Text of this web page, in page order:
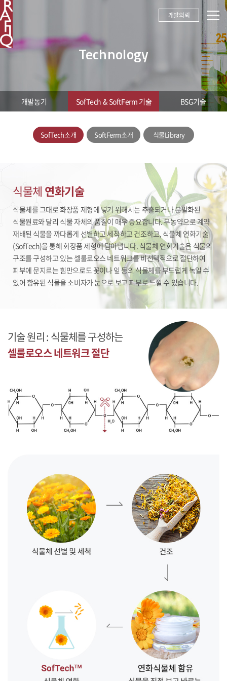
개발의뢰
Technology
개발동기 SofTech & SoftFerm 기술 BSG기술
SofTechSofTech소개 SoftFerm소개 식물Library
식물체 연화기술
식물체를 그대로 화장품 제형에 넣기 위해서는 추출되거나 분말화된
식물원료와 달리 식물 자체의 품질이 매우 중요합니다.무농약으로 계약
재배된 식물을 까다롭게 선별하고 세척하고 건조하고, 식물체 연화기술
(SofTech)을 통해 화장품 제형에 담아냅니다. 식물체 연화기술은 식물의
구조를 구성하고 있는 셀룰로오스 네트워크를 비선택적으로절단하여
피부에 문지르는 힘만으로도 꽃이나 잎 등의 식물체를 부드럽게 녹일 수
있어 함유된 식물을 소비자가 눈으로 보고 피부로 느낄 수 있습니다.
기술 원리 : 식물체를 구성하는
셀룰로오스 네트워크 절단